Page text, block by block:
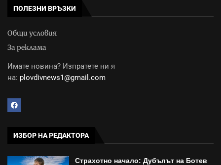
ПОЛЕЗНИ ВРЪЗКИ
Общи условия
За реклама
Имате новина? Изпратете ни я
на: plovdivnews1@gmail.com
ИЗБОР НА РЕДАКТОРА
Страхотно начало: Дубълът на Ботев